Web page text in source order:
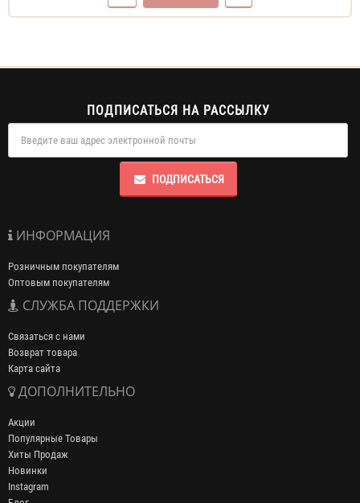
ПОДПИСАТЬСЯ НА РАССЫЛКУ
ПОДПИСАТЬСЯ
ИНФОРМАЦИЯ
Розничным покупателям
Оптовым покупателям
СЛУЖБА ПОДДЕРЖКИ
Связаться с нами
Возврат товара
Карта сайта
ДОПОЛНИТЕЛЬНО
Акции
Популярные Товары
Хиты Продаж
Новинки
Instagram